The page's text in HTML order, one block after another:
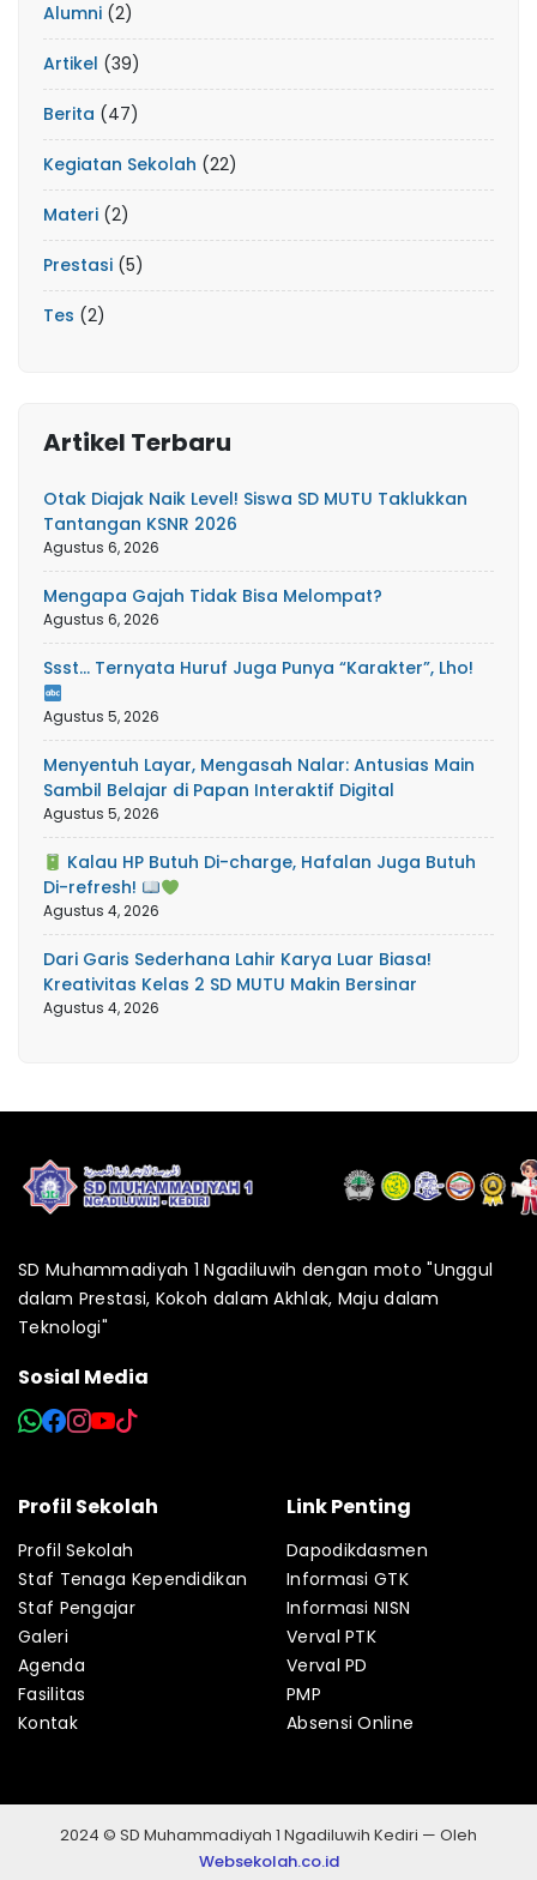
Alumni (2)
Artikel (39)
Berita (47)
Kegiatan Sekolah (22)
Materi (2)
Prestasi (5)
Tes (2)
Artikel Terbaru
Otak Diajak Naik Level! Siswa SD MUTU Taklukkan
Tantangan KSNR 2026
Agustus 6, 2026
Mengapa Gajah Tidak Bisa Melompat?
Agustus 6, 2026
Ssst… Ternyata Huruf Juga Punya “Karakter”, Lho!
Agustus 5, 2026
Menyentuh Layar, Mengasah Nalar: Antusias Main
Sambil Belajar di Papan Interaktif Digital
Agustus 5, 2026
Kalau HP Butuh Di-charge, Hafalan Juga Butuh
Di-refresh!
Agustus 4, 2026
Dari Garis Sederhana Lahir Karya Luar Biasa!
Kreativitas Kelas 2 SD MUTU Makin Bersinar
Agustus 4, 2026
SD Muhammadiyah 1 Ngadiluwih dengan moto "Unggul
dalam Prestasi, Kokoh dalam Akhlak, Maju dalam
Teknologi"
Sosial Media
Profil Sekolah
Profil Sekolah
Staf Tenaga Kependidikan
Staf Pengajar
Galeri
Agenda
Fasilitas
Kontak
Link Penting
Dapodikdasmen
Informasi GTK
Informasi NISN
Verval PTK
Verval PD
PMP
Absensi Online
2024 © SD Muhammadiyah 1 Ngadiluwih Kediri — Oleh
Websekolah.co.id